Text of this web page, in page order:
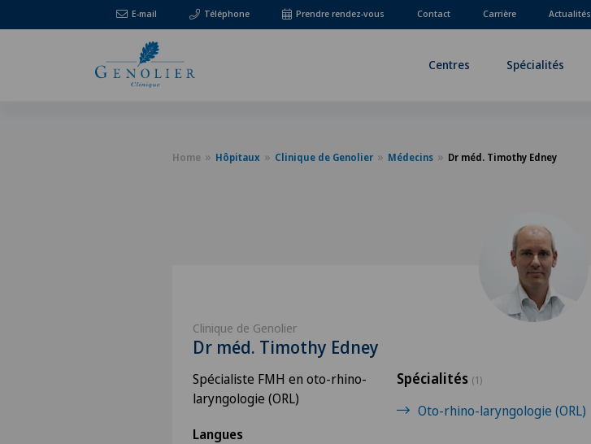
E-mail Téléphone Prendre rendez-vous Contact Carrière Actualités
Centres Spécialités
Home Hôpitaux Clinique de Genolier Médecins Dr méd. Timothy Edney
Clinique de Genolier
Dr méd. Timothy Edney
Spécialiste FMH en oto-rhino-
laryngologie (ORL)
Langues
Spécialités (1)
Oto-rhino-laryngologie (ORL)